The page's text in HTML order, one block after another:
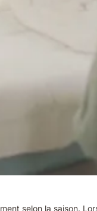
selon la saison.